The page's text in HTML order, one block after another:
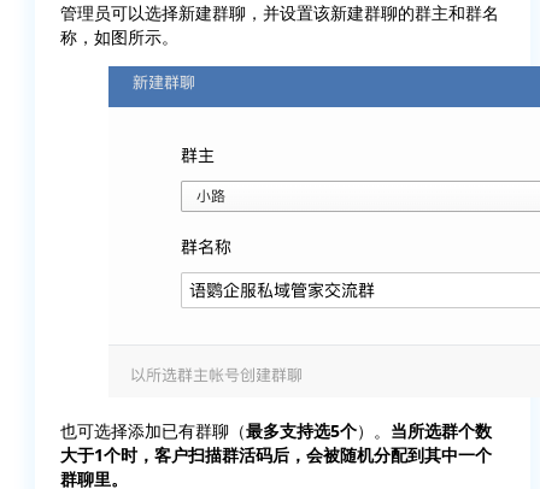
管理员可以选择新建群聊，并设置该新建群聊的群主和群名
称，如图所示。
也可选择添加已有群聊（最多支持选5个）。 当所选群个数
大于1个时，客户扫描群活码后，会被随机分配到其中一个
群聊里。